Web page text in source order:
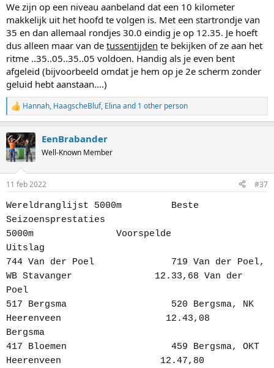
We zijn op een niveau aanbeland dat een 10 kilometer
makkelijk uit het hoofd te volgen is. Met een startrondje van
35 en dan allemaal rondjes 30.0 eindig je op 12.35. Je hoeft
dus alleen maar van de tussentijden te bekijken of ze aan het
ritme ..35..05..35..05 voldoen. Handig als je even bent
afgeleid (bijvoorbeeld omdat je hem op je 2e scherm zonder
geluid hebt aanstaan....)
R
e
c
t
i
s
Hannah, HaagscheBluf, Elina and 1 other person
EenBrabander
Well-Known Member
11 feb 2022 #37
Wereldranglijst 5000m
Beste
Seizoensprestaties
5000m
Voorspelde
Uitslag
744 Van der Poel
719 Van der Poel,
WB Stavanger
12.33,68 Van der
Poel
517 Bergsma
520 Bergsma, NK
Heerenveen
12.43,08
Bergsma
417 Bloemen
459 Bergsma, OKT
Heerenveen
12.47,80